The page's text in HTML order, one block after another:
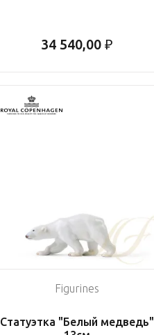
34 540,00 ₽
Figurines
Статуэтка "Белый медведь"